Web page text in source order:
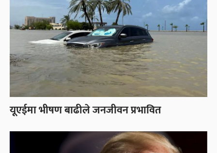
यूएईमा भीषण बाढीले जनजीवन प्रभावित